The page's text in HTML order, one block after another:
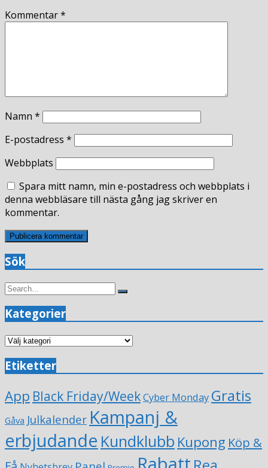
Kommentar*
Namn *
E-postadress *
Webbplats
Spara mitt namn, min e-postadress och webbplats i
denna webbläsare till nästa gång jag skriver en
kommentar.
Sök
Search
Search
Kategorier
Kategorier
Etiketter
App Black Friday/WeekCyber Monday Gratis
Gåva Julkalender Kampanj &
erbjudande Kundklubb Kupong Köp &